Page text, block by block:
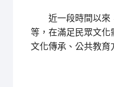
近一段時間以來，
等，在滿足民眾文化
文化傳承、公共教育